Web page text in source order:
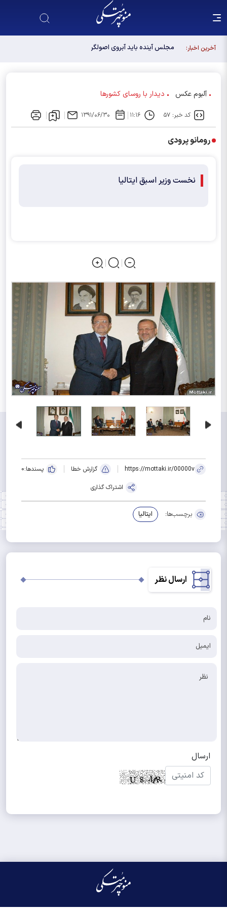
آخرین اخبار:
مجلس آینده باید آبروی اصولگرایی باشد / فهرست شورای
آلبوم عکس دیدار با روسای کشورها
کد خبر: ۵۷ ۱۱:۱۶ ۱۳۹۱/۰۶/۳۰
رومانو پرودی
نخست وزیر اسبق ایتالیا
https://mottaki.ir/00000v گزارش خطا پسندها:0
اشتراک گذاری
برچسب‌ها: ایتالیا
ارسال نظر